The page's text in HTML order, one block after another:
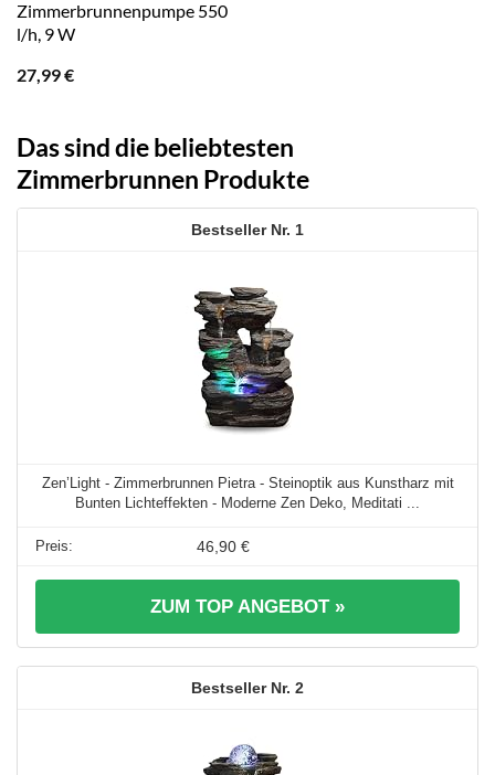
Zimmerbrunnenpumpe 550
l/h, 9 W
27,99€
Das sind die beliebtesten
Zimmerbrunnen Produkte
1
Zen’Light - Zimmerbrunnen Pietra - Steinoptik aus Kunstharz mit
Bunten Lichteffekten - Moderne Zen Deko, Meditati ...
46,90 €
ZUM TOP ANGEBOT »
2